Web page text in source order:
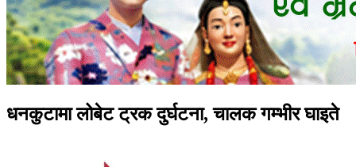
धनकुटामा लोबेट ट्रक दुर्घटना, चालक गम्भीर घाइते